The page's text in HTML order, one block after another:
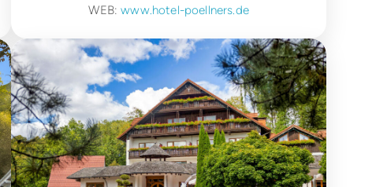
WEB:www.hotel-poellners.de